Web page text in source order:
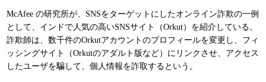
メンバー
入会案内
McAfee の研究所が、SNSをターゲットにしたオンライン詐欺の一例
として、インドで人気の高いSNSサイト（Orkut）を紹介している。
詐欺師は、数千件のOrkutアカウントのプロフィールを変更し、フィ
ッシングサイト（Orkutのアダルト版など）にリンクさせ、アクセス
したユーザを騙して、個人情報を詐取するという。